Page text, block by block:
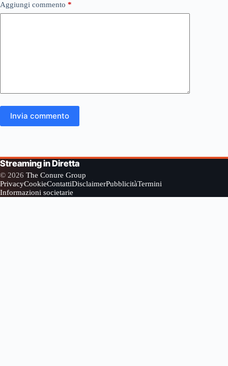
Aggiungi commento *
Invia commento
Streaming in Diretta
© 2026 The Conure Group
PrivacyCookieContattiDisclaimerPubblicitàTermini
Informazioni societarie